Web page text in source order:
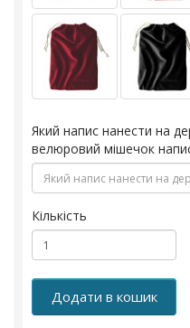
Який напис нанести на
велюровий мішечок
Кількість
Додати в кошик